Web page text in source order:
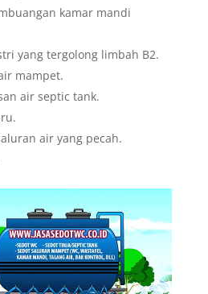
kamar mandi
yang tergolong limbah B2.
mampet.
air septic tank.
air yang pecah.